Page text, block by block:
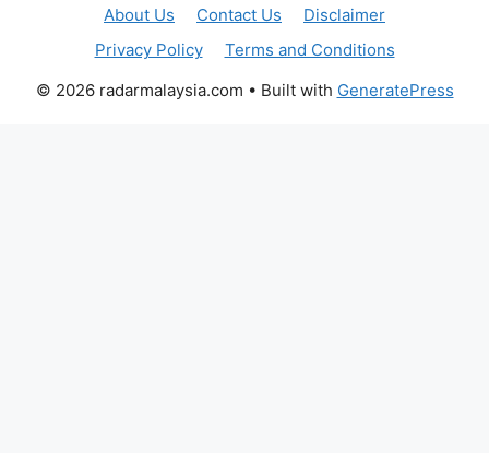
About Us Contact Us
Disclaimer
Privacy Policy
Terms and Conditions
© 2026 radarmalaysia.com • Built with GeneratePress